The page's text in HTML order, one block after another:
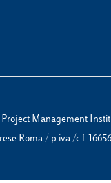
Management
Roma / p.iva /c.f.